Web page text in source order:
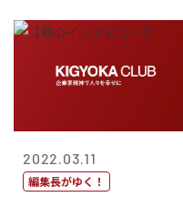
2022.03.11
編集長がゆく！